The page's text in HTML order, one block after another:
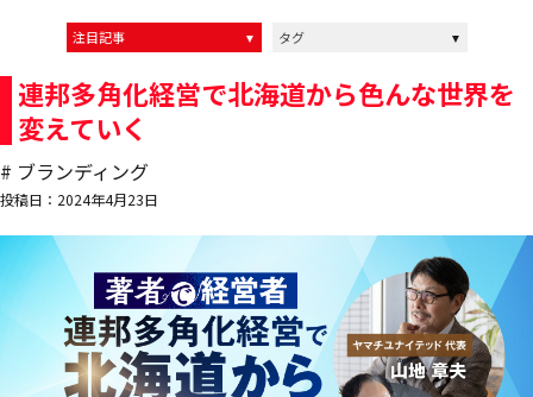
注目記事
タグ
連邦多角化経営で北海道から色んな世界を
変えていく
# ブランディング
投稿日：2024年4月23日